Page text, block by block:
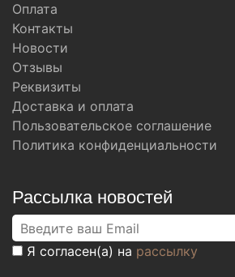
Оплата
Контакты
Новости
Отзывы
Реквизиты
Доставка и оплата
Пользовательское соглашение
Политика конфиденциальности
Рассылка новостей
Я согласен(а) на рассылку